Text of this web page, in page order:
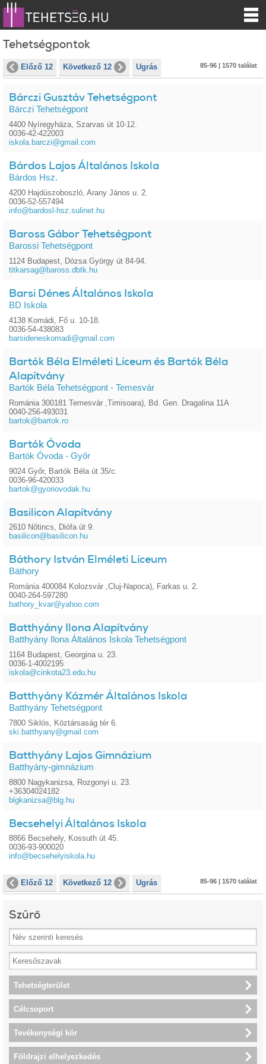
Tehetségpontok
Előző 12 Következő 12 Ugrás 85-96 | 1570 találat
Bárczi Gusztáv Tehetségpont
Bárczi Tehetségpont
4400 Nyíregyháza, Szarvas út 10-12.
0036-42-422003
iskola.barczi@gmail.com
Bárdos Lajos Általános Iskola
Bárdos Hsz.
4200 Hajdúszoboszló, Arany János u. 2.
0036-52-557494
info@bardosl-hsz.sulinet.hu
Baross Gábor Tehetségpont
Barossi Tehetségpont
1124 Budapest, Dózsa György út 84-94.
titkarsag@baross.dbtk.hu
Barsi Dénes Általános Iskola
BD Iskola
4138 Komádi, Fő u. 10-18.
0036-54-438083
barsideneskomadi@gmail.com
Bartók Béla Elméleti Líceum és Bartók Béla
Alapítvány
Bartók Béla Tehetségpont - Temesvár
Románia 300181 Temesvár ,Timisoara), Bd. Gen. Dragalina 11A
0040-256-493031
bartok@bartok.ro
Bartók Óvoda
Bartók Óvoda - Győr
9024 Győr, Bartók Béla út 35/c.
0036-96-420033
bartok@gyoriovodak.hu
Basilicon Alapítvány
2610 Nőtincs, Diófa út 9.
basilicon@basilicon.hu
Báthory István Elméleti Líceum
Báthory
Románia 400084 Kolozsvár ,Cluj-Napoca), Farkas u. 2.
0040-264-597280
bathory_kvar@yahoo.com
Batthyány Ilona Alapítvány
Batthyány Ilona Általános Iskola Tehetségpont
1164 Budapest, Georgina u. 23.
0036-1-4002195
iskola@cinkota23.edu.hu
Batthyány Kázmér Általános Iskola
Batthyány Tehetségpont
7800 Siklós, Köztársaság tér 6.
ski.batthyany@gmail.com
Batthyány Lajos Gimnázium
Batthyány-gimnázium
8800 Nagykanizsa, Rozgonyi u. 23.
+36304024182
blgkanizsa@blg.hu
Becsehelyi Általános Iskola
8866 Becsehely, Kossuth út 45.
0036-93-900020
info@becsehelyiskola.hu
Előző 12 Következő 12 Ugrás 85-96 | 1570 találat
Szűrő
Tehetségterület
Célcsoport
Tevékenységi kör
Földrajzi elhelyezkedés